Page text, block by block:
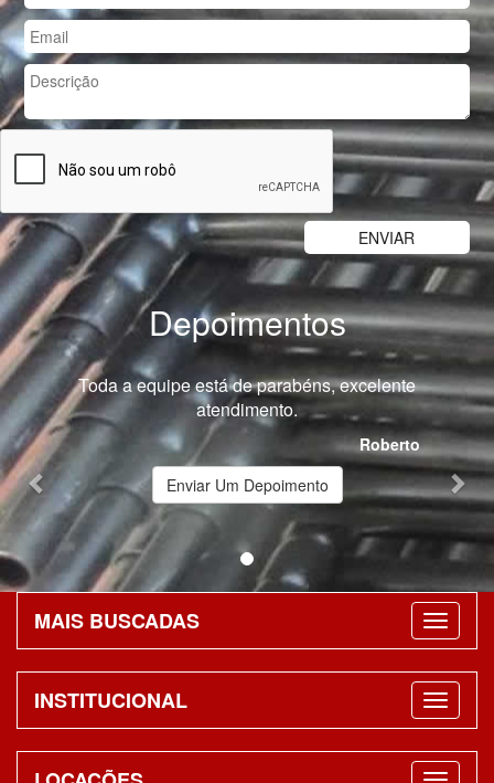
Depoimentos
Toda a equipe está de parabéns, excelente
atendimento.
Roberto
Previous
Enviar Um Depoimento
MAIS BUSCADAS
INSTITUCIONAL